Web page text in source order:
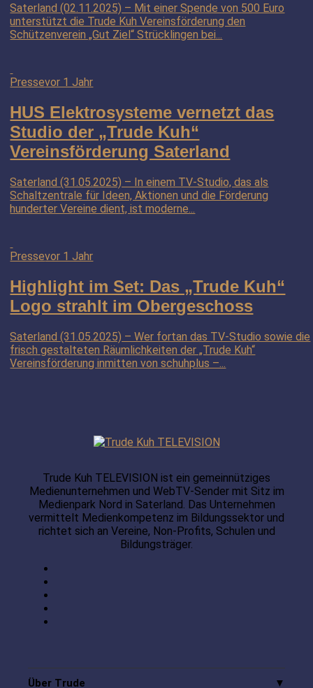
Saterland (02.11.2025) – Mit einer Spende von 500 Euro
unterstützt die Trude Kuh Vereinsförderung den
Schützenverein „Gut Ziel“ Strücklingen bei...
Pressevor 1 Jahr
HUS Elektrosysteme vernetzt das
Studio der „Trude Kuh“
Vereinsförderung Saterland
Saterland (31.05.2025) – In einem TV-Studio, das als
Schaltzentrale für Ideen, Aktionen und die Förderung
hunderter Vereine dient, ist moderne...
Pressevor 1 Jahr
Highlight im Set: Das „Trude Kuh“
Logo strahlt im Obergeschoss
Saterland (31.05.2025) – Wer fortan das TV-Studio sowie die
frisch gestalteten Räumlichkeiten der „Trude Kuh“
Vereinsförderung inmitten von schuhplus –...
Trude Kuh TELEVISION ist ein gemeinnütziges
Medienunternehmen und WebTV-Sender mit Sitz im
Medienpark Nord in Saterland. Das Unternehmen
vermittelt Medienkompetenz im Bildungssektor und
richtet sich an Vereine, Non-Profits, Schulen und
Bildungsträger.
Über Trude